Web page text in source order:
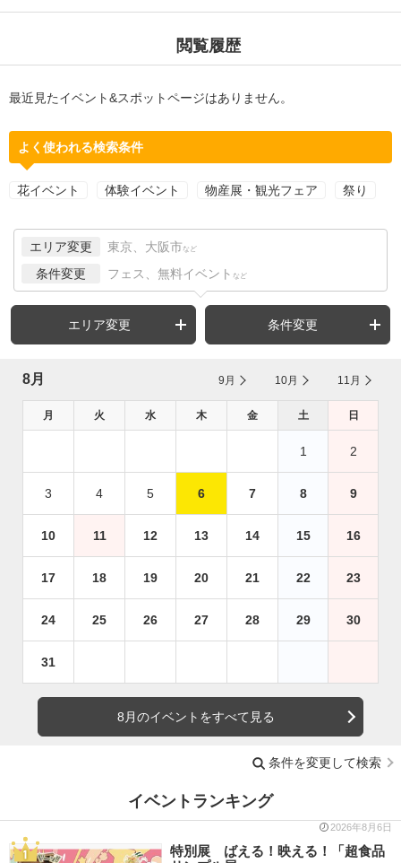
閲覧履歴
最近見たイベント&スポットページはありません。
よく使われる検索条件
花イベント 体験イベント 物産展・観光フェア 祭り
エリア変更 東京、大阪市 など
条件変更 フェス、無料イベント など
エリア変更 条件変更
8月 9月 10月 11月
月 火 水 木 金 土 日
1 2
3 4 5 6 7 8 9
10 11 12 13 14 15 16
17 18 19 20 21 22 23
24 25 26 27 28 29 30
31
8月のイベントをすべて見る
条件を変更して検索
イベントランキング
2026年8月6日
特別展 ばえる！映える！「超食品